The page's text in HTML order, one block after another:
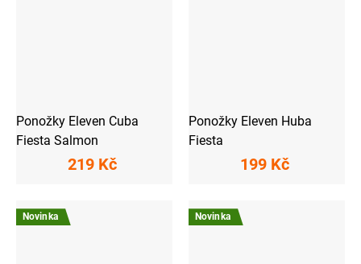
Ponožky Eleven Cuba
Fiesta Salmon
219 Kč
Ponožky Eleven Huba
Fiesta
199 Kč
Novinka Novinka